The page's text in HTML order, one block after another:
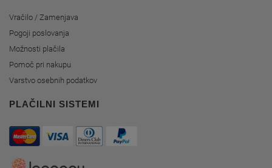
Vračilo / Zamenjava
Pogoji poslovanja
Možnosti plačila
Pomoč pri nakupu
Varstvo osebnih podatkov
PLAČILNI SISTEMI